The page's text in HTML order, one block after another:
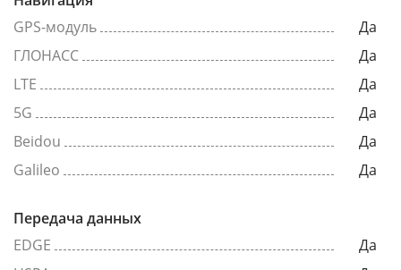
GPS-модуль
Да
ГЛОНАСС
Да
LTE
Да
5G
Да
Beidou
Да
Galileo
Да
Передача данных
EDGE
Да